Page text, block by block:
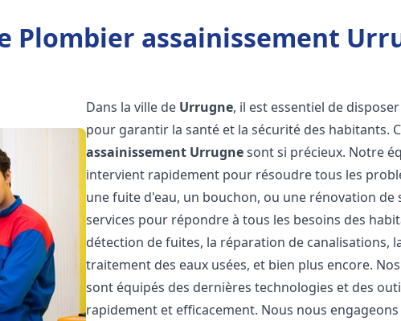
Plombier assainissement
Dans la ville de Urrugne, il est essentiel de
pour garantir la santé et la sécurité des habitants.
assainissement Urrugnesont si précieux. Notre
intervient rapidement pour résoudre tous les
une fuite d'eau, un bouchon, ou une rénovation
services pour répondre à tous les besoins des
détection de fuites, la réparation de canalisations,
traitement des eaux usées, et bien plus encore.
sont équipés des dernières technologies et des
rapidement et efficacement. Nous nous